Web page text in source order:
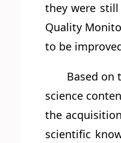
they were
Quality
to be
Based on
science
the
scientific